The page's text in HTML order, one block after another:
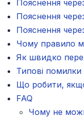
Пояснення
Пояснення
Пояснення
Чому правило
Як швидко
Типові помилки
Що робити,
FAQ
Чому не